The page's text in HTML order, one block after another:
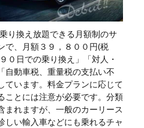
り換え放題できる月額制のサ
で、月額３９，８００円(税
０日での乗り換え」「対人・
自動車税、重量税の支払い不
ています。料金プランに応じて
ことには注意が必要です。分類
まれますが、一般のカーリース
しい輸入車などにも乗れるチャ